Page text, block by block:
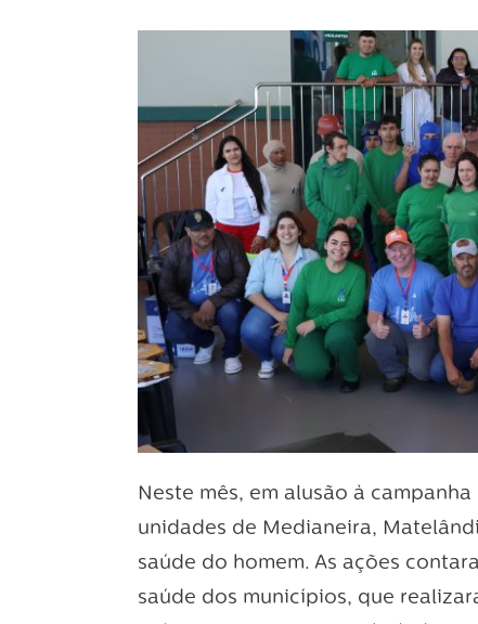
Neste mês, em alusão à
unidades de Medianeira,
saúde do homem. As ações
saúde dos municípios, que